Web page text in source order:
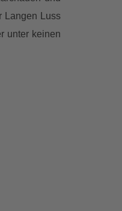
Langen Luss
unter keinen